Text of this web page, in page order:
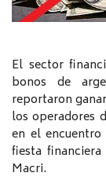
El sector
bonos de
reportaron
los operadores
en el
fiesta
Macri.